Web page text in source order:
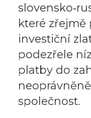
které
investiční
podezřele
platby do
společnost.